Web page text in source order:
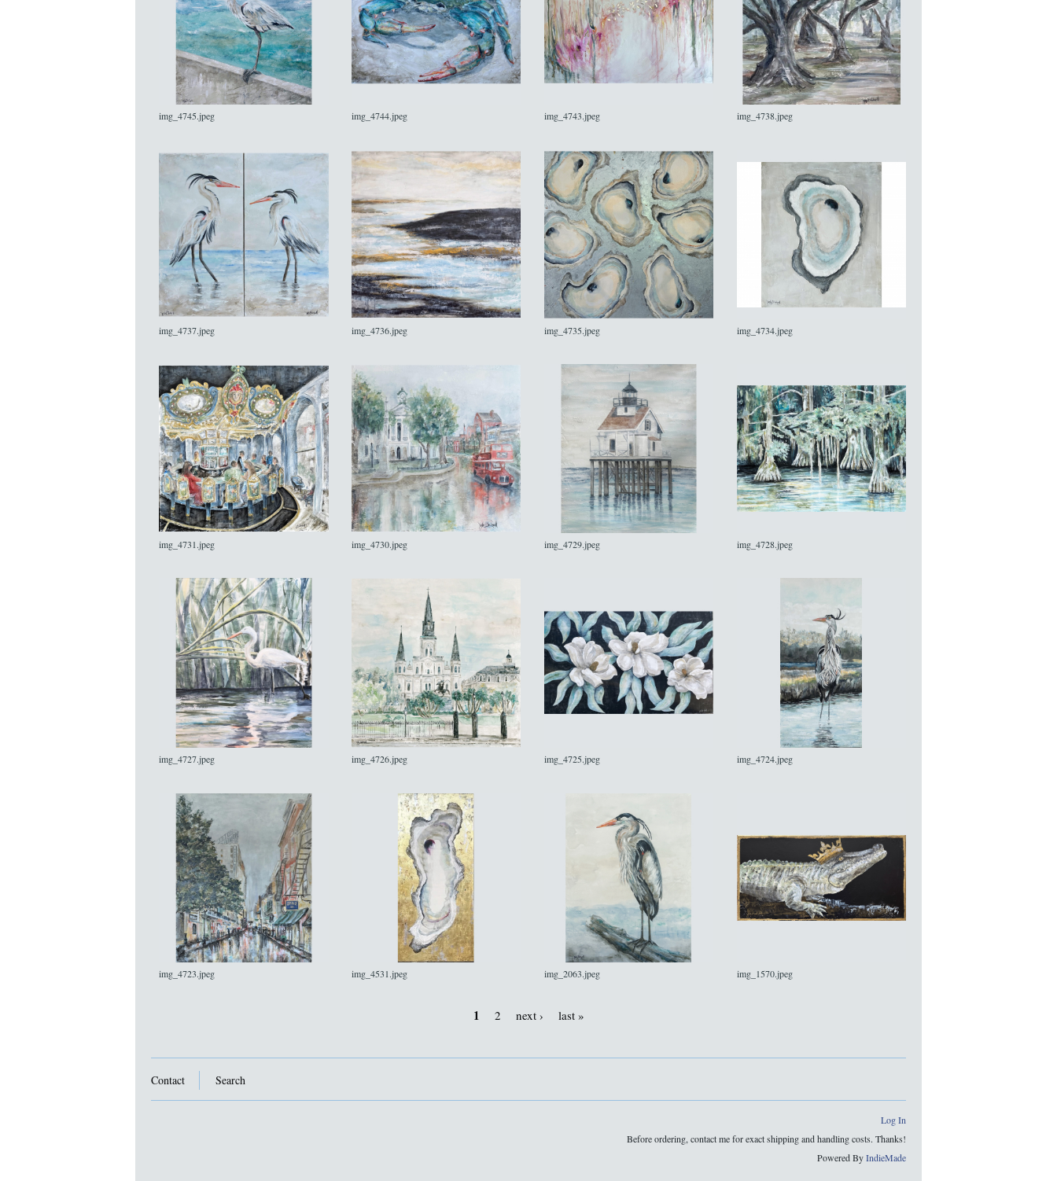
img_4745.jpeg img_4744.jpeg img_4743.jpeg img_4738.jpeg
img_4737.jpeg img_4736.jpeg img_4735.jpeg img_4734.jpeg
img_4731.jpeg img_4730.jpeg img_4729.jpeg img_4728.jpeg
img_4727.jpeg img_4726.jpeg img_4725.jpeg img_4724.jpeg
img_4723.jpeg img_4531.jpeg img_2063.jpeg img_1570.jpeg
1 2 next › last »
Contact Search
Log In
Before ordering, contact me for exact shipping and handling costs. Thanks!
Powered ByIndieMade